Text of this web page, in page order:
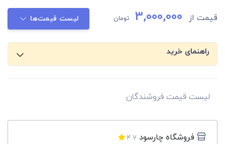
قیمت از 3,000,000 تومان لیست قیمت‌ها
راهنمای خرید
لیست قیمت فروشندگان
فروشگاه چارسود 4.7